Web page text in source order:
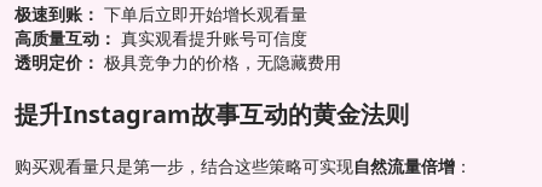
极速到账： 下单后立即开始增长观看量
高质量互动： 真实观看提升账号可信度
透明定价： 极具竞争力的价格，无隐藏费用
提升Instagram故事互动的黄金法则
购买观看量只是第一步，结合这些策略可实现自然流量倍增 ：